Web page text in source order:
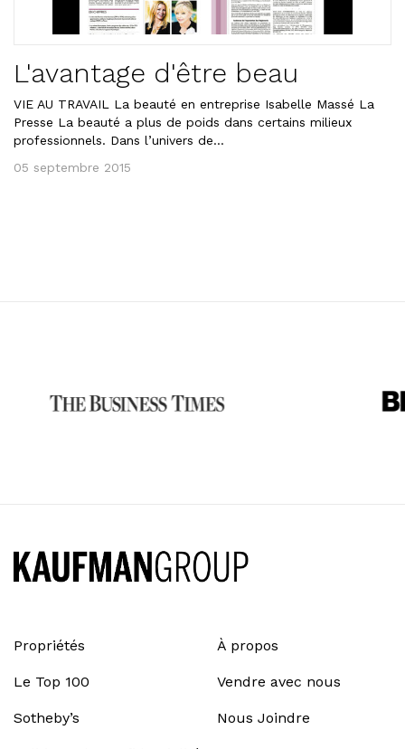
L'avantage d'être beau
VIE AU TRAVAIL La beauté en entreprise Isabelle Massé La
Presse La beauté a plus de poids dans certains milieux
professionnels. Dans l’univers de...
05 septembre 2015
Propriétés À propos
Le Top 100 Vendre avec nous
Sotheby’s Nous Joindre